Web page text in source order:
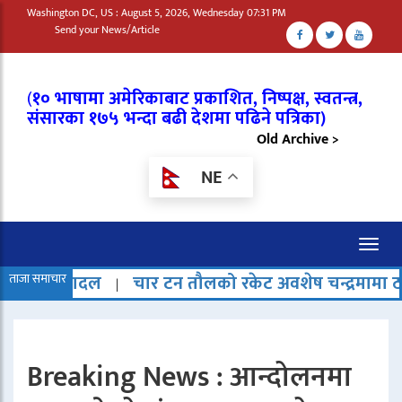
Washington DC, US : August 5, 2026, Wednesday 07:31 PM
Send your News/Article
(१० भाषामा अमेरिकाबाट प्रकाशित, निष्पक्ष, स्वतन्त्र,
संसारका १७५ भन्दा बढी देशमा पढिने पत्रिका)
Old Archive >
NE
ताजा समाचार
चार टन तौलको रकेट अवशेष चन्द्रमामा ठोक्किएको
Breaking News : आन्दोलनमा